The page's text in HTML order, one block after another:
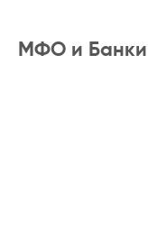
МФО и Банки